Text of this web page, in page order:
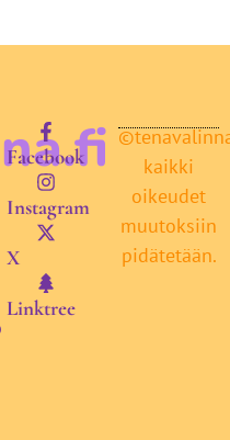
Facebook
Instagram
X
Linktree
kaikki
oikeudet
muutoksiin
pidätetään.